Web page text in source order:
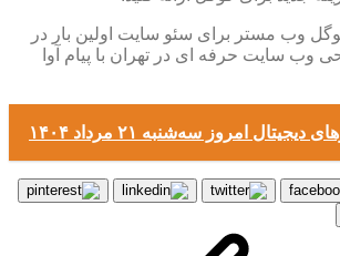
وب مستر برای سئو سایت اولین بار در
سایت حرفه ای در تهران با پیام آوا
امروز سه‌شنبه ۲۱ مرداد ۱۴۰۴